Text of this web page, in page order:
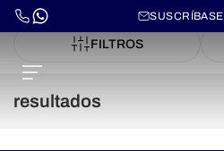
SUSCRÍBASE
FILTROS
resultados